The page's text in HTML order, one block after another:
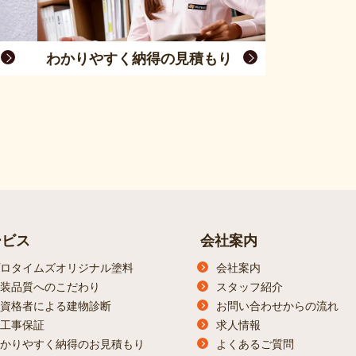
わかりやすく納得の見積もり
ス
タイムズオリジナル塗料
品質へのこだわり
格者による建物診断
事保証
りやすく納得のお見積もり
会社案内
会社案内
スタッフ紹介
お問い合わせからの流れ
求人情報
よくあるご質問